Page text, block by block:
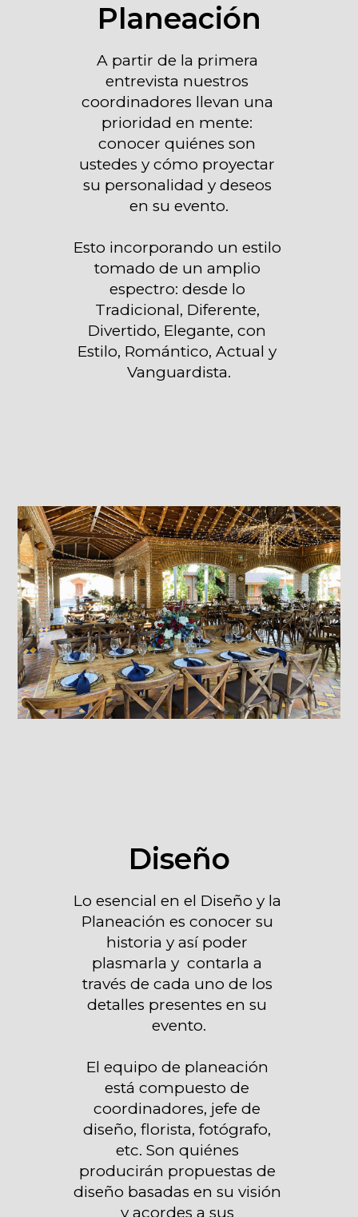
Planeación
A partir de la primera
entrevista nuestros
coordinadores llevan una
prioridad en mente:
conocer quiénes son
ustedes y cómo proyectar
su personalidad y deseos
en su evento.
Esto incorporando un estilo
tomado de un amplio
espectro: desde lo
Tradicional, Diferente,
Divertido, Elegante, con
Estilo, Romántico, Actual y
Vanguardista.
Diseño
Lo esencial en el Diseño y la
Planeación es conocer su
historia y así poder
plasmarla y  contarla a
través de cada uno de los
detalles presentes en su
evento.
El equipo de planeación
está compuesto de
coordinadores, jefe de
diseño, florista, fotógrafo,
etc. Son quiénes
producirán propuestas de
diseño basadas en su visión
y acordes a sus